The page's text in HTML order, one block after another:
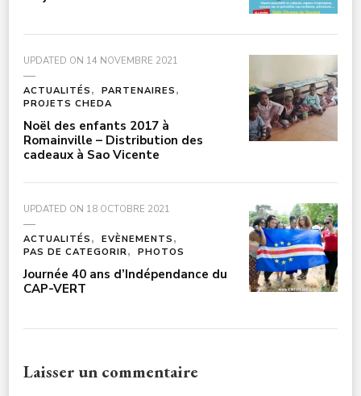
UPDATED ON 14 NOVEMBRE 2021
ACTUALITÉS
PARTENAIRES
PROJETS CHEDA
Noël des enfants 2017 à
Romainville – Distribution des
cadeaux à Sao Vicente
UPDATED ON 18 OCTOBRE 2021
ACTUALITÉS
EVÈNEMENTS
PAS DE CATEGORIR
PHOTOS
Journée 40 ans d’Indépendance du
CAP-VERT
Laisser un commentaire